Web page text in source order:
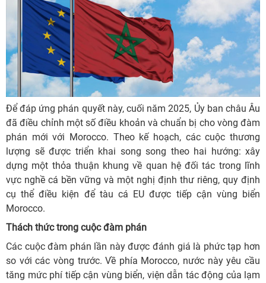
Để đáp ứng phán quyết này, cuối năm 2025, Ủy ban châu Âu
đã điều chỉnh một số điều khoản và chuẩn bị cho vòng đàm
phán mới với Morocco. Theo kế hoạch, các cuộc thương
lượng sẽ được triển khai song song theo hai hướng: xây
dựng một thỏa thuận khung về quan hệ đối tác trong lĩnh
vực nghề cá bền vững và một nghị định thư riêng, quy định
cụ thể điều kiện để tàu cá EU được tiếp cận vùng biển
Morocco.
Thách thức trong cuộc đàm phán
Các cuộc đàm phán lần này được đánh giá là phức tạp hơn
so với các vòng trước. Về phía Morocco, nước này yêu cầu
tăng mức phí tiếp cận vùng biển, viện dẫn tác động của lạm